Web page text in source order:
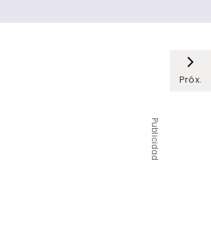
Próx.
Publicidad